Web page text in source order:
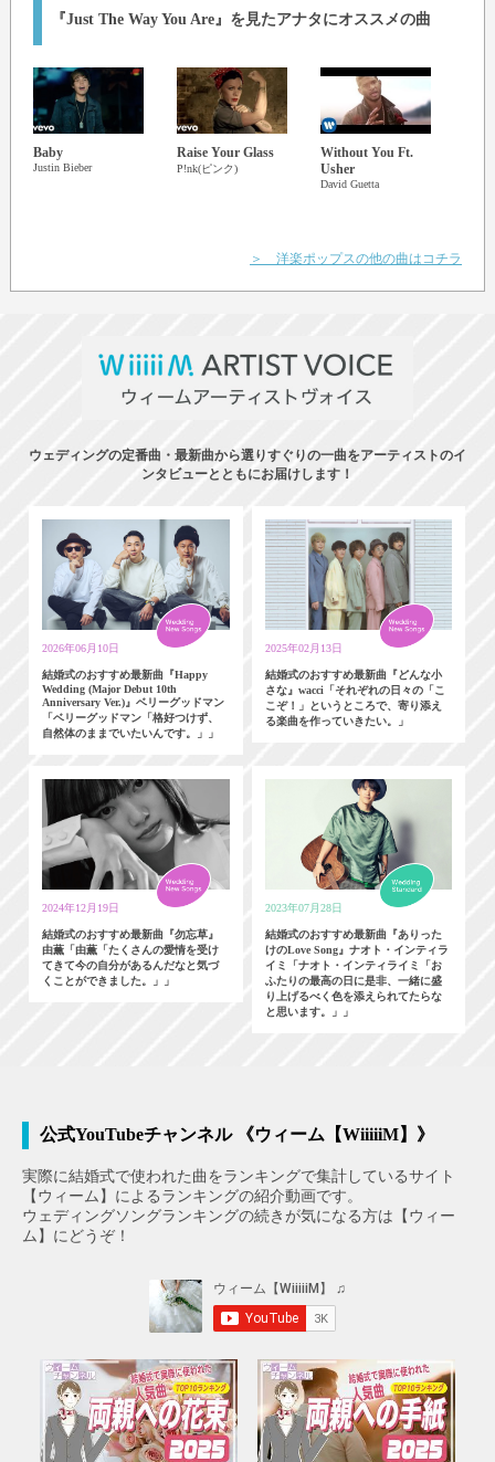
『Just The Way You Are』を見たアナタにオススメの曲
Baby
Justin Bieber
Raise Your Glass
P!nk(ピンク)
Without You Ft.
Usher
David Guetta
＞ 洋楽ポップスの他の曲はコチラ
ウェディングの定番曲・最新曲から選りすぐりの一曲をアーティストのイ
ンタビューとともにお届けします！
2026年06月10日
結婚式のおすすめ最新曲『Happy
Wedding (Major Debut 10th
Anniversary Ver.)』ベリーグッドマン
「ベリーグッドマン「格好つけず、
自然体のままでいたいんです。」」
2025年02月13日
結婚式のおすすめ最新曲『どんな小
さな』wacci「それぞれの日々の「こ
こぞ！」というところで、寄り添え
る楽曲を作っていきたい。」
2024年12月19日
結婚式のおすすめ最新曲『勿忘草』
由薫「由薫「たくさんの愛情を受け
てきて今の自分があるんだなと気づ
くことができました。」」
2023年07月28日
結婚式のおすすめ最新曲『ありった
けのLove Song』ナオト・インティラ
イミ「ナオト・インティライミ「お
ふたりの最高の日に是非、一緒に盛
り上げるべく色を添えられてたらな
と思います。」」
公式YouTubeチャンネル 《ウィーム【WiiiiiM】》
実際に結婚式で使われた曲をランキングで集計しているサイト
【ウィーム】によるランキングの紹介動画です。
ウェディングソングランキングの続きが気になる方は【ウィー
ム】にどうぞ！